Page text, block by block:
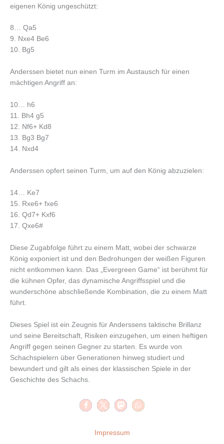
eigenen König ungeschützt:
8… Qa5
9. Nxe4 Be6
10. Bg5
Anderssen bietet nun einen Turm im Austausch für einen
mächtigen Angriff an:
10… h6
11. Bh4 g5
12. Nf6+ Kd8
13. Bg3 Bg7
14. Nxd4
Anderssen opfert seinen Turm, um auf den König abzuzielen:
14… Ke7
15. Rxe6+ fxe6
16. Qd7+ Kxf6
17. Qxe6#
Diese Zugabfolge führt zu einem Matt, wobei der schwarze
König exponiert ist und den Bedrohungen der weißen Figuren
nicht entkommen kann. Das „Evergreen Game“ ist berühmt für
die kühnen Opfer, das dynamische Angriffsspiel und die
wunderschöne abschließende Kombination, die zu einem Matt
führt.
Dieses Spiel ist ein Zeugnis für Anderssens taktische Brillanz
und seine Bereitschaft, Risiken einzugehen, um einen heftigen
Angriff gegen seinen Gegner zu starten. Es wurde von
Schachspielern über Generationen hinweg studiert und
bewundert und gilt als eines der klassischen Spiele in der
Geschichte des Schachs.
Impressum